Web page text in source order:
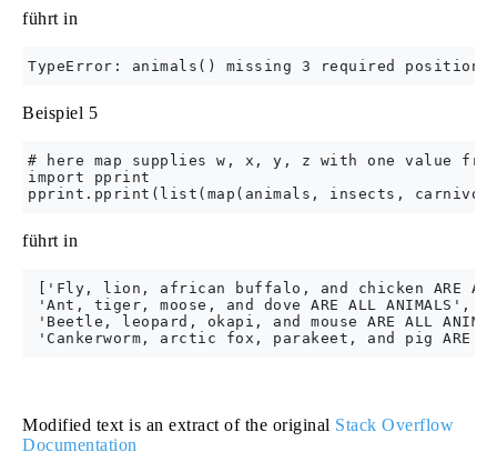
führt in
Beispiel 5
# here map supplies w, x, y, z with one value
import pprint
führt in
['Fly, lion, african buffalo, and chicken ARE ALL
'Ant, tiger, moose, and dove ARE ALL ANIMALS',
'Beetle, leopard, okapi, and mouse ARE ALL
Modified text is an extract of the original Stack Overflow
Documentation